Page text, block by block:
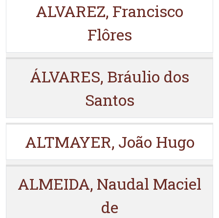
ALVAREZ, Francisco
Flôres
ÁLVARES, Bráulio dos
Santos
ALTMAYER, João Hugo
ALMEIDA, Naudal Maciel
de